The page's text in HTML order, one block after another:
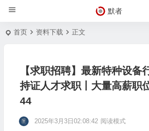
默者
首页 资料下载 正文
【求职招聘】最新特种设备
持证人才求职丨大量高薪职
44
2025年3月3日02:08:42 阅读模式